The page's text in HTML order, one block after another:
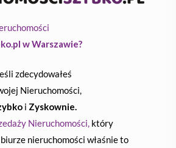
w Warszawie?
zdecydowałeś
Nieruchomości,
i Zyskownie.
Nieruchomości, który
nieruchomości właśnie to